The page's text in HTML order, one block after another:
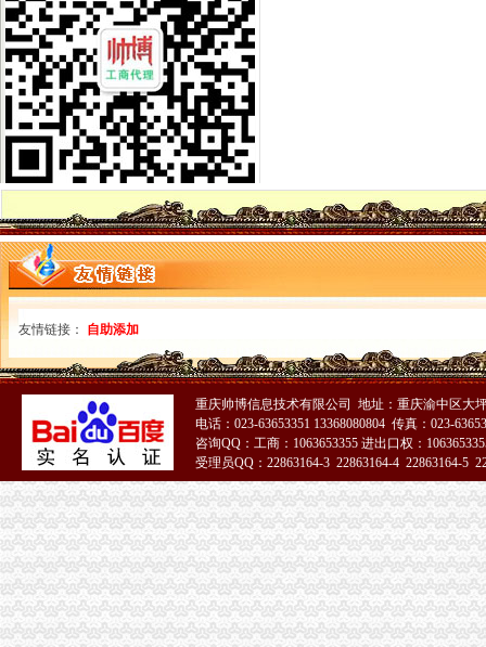
税务注销,税务登记注销报告,税务登记注销清算鉴证报告-
税务注销,税务登记注销报告,税务登记注销清算鉴证报告-
代办北京税务注销税务解流程及材料
文章-湖南省地税税务注销登记
江汉区税务注销哪家服务好
税务注销证明-证明书范本-理财网
四川成都代办税务注销要哪些材料？-百姓生活网
办理北京公司注销、税务注销、税务解-北京58同城
税务注销咨询_四川汽车论坛_XCAR爱卡汽车俱乐部
【代办税务注销执照吊销转注销人户税务解】价格,厂家,图
公司税务注销的时候,工商可以一起注销吗?-知乎
2018税务注销所需资料_财经频道_东方头条
东西湖分公司注销,税务注销流程-爱喇叭网
【提供服务税务注销流程-税务注销流程（手续）是什么】价格_厂家_
企业税务注销资料一览
税务注销清税：画一个句号难不难-财会新闻
分支机构税务注销
税务注销需要提供那些材料-上海58同城
东西湖税务注销报告
【税务注销信息】赶集网
税务注销
【税务注销-广州税务注销-广州税务注销公司】税务注销-广州税务注销-
增值税一般纳税人税务注销注意事项-软银财务咨询
税务变更服务税务注销代理-深圳58同城
南京税务注销所需资料及注销流程-商务服务
《税务注销申请书》100篇第一文库网
友情链接： 自助添加
重庆帅博信息技术有限公司 地址：重庆渝中区大
电话：023-63653351 13368080804 传真：023-
咨询QQ：工商：1063653355 进出口权：
受理员QQ：22863164-3 22863164-4 22863164-5